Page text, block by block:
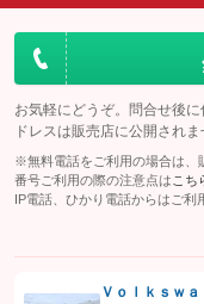
お気軽にどうぞ。問合せ後
ドレスは販売店に公開されま
※無料電話をご利用の場合は、
番号ご利用の際の注意点は こち
IP電話、ひかり電話からはご利
Ｖｏｌｋｓｗ